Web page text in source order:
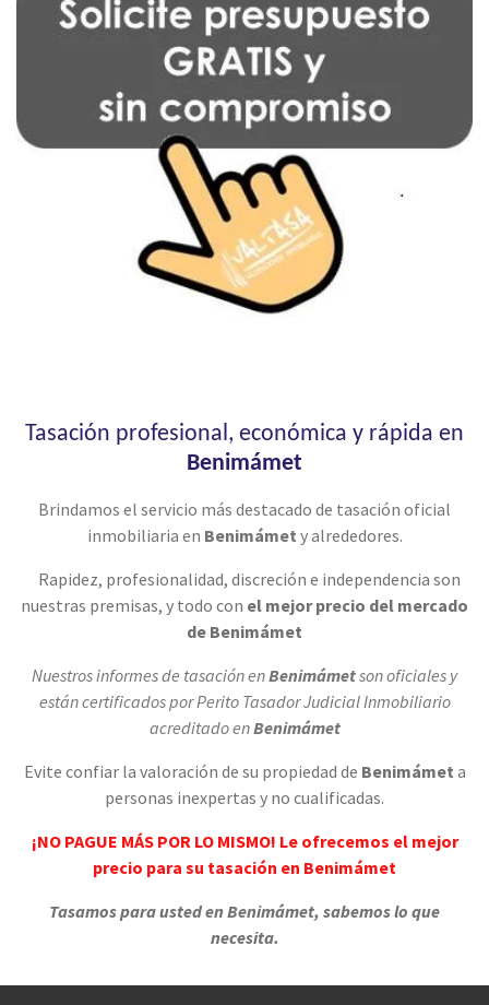
Tasación profesional, económica y rápida en
Benimámet
Brindamos el servicio más destacado de tasación oficial
inmobiliaria en Benimámet y alrededores.
Rapidez, profesionalidad, discreción e independencia son
nuestras premisas, y todo con el mejor precio del mercado
de Benimámet
Nuestros informes de tasación enBenimámetson oficiales y
están certificados por Perito Tasador Judicial Inmobiliario
acreditado enBenimámet
Evite confiar la valoración de su propiedad de Benimámet a
personas inexpertas y no cualificadas.
¡NO PAGUE MÁS POR LO MISMO! Le ofrecemos el mejor
precio para su tasación en Benimámet
Tasamos para usted en Benimámet, sabemos lo que
necesita.